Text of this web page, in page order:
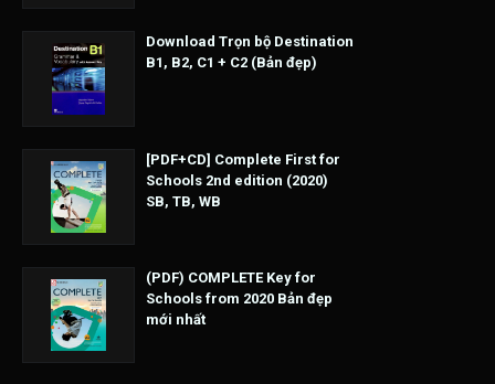
Download Trọn bộ Destination
B1, B2, C1 + C2 (Bản đẹp)
[PDF+CD] Complete First for
Schools 2nd edition (2020)
SB, TB, WB
(PDF) COMPLETE Key for
Schools from 2020 Bản đẹp
mới nhất